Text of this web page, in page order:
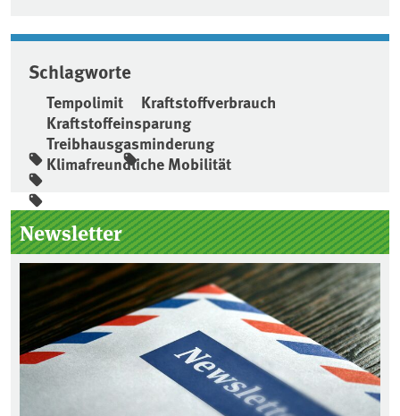
Schlagworte
Tempolimit
Kraftstoffverbrauch
Kraftstoffeinsparung
Treibhausgasminderung
Klimafreundliche Mobilität
Seitenleiste
Newsletter